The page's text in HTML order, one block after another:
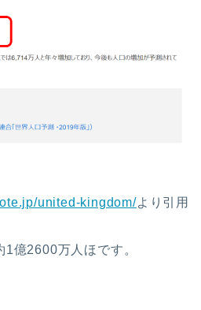
united-kingdom/より引用
億2600万人ほです。